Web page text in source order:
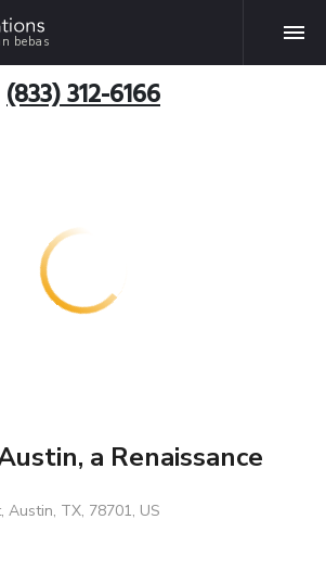
bebas
(833) 312-6166
a Renaissance
Austin, TX, 78701, US